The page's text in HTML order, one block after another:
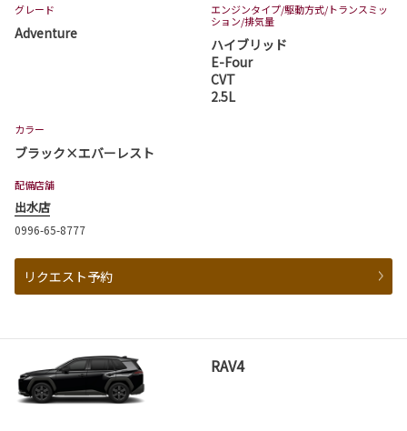
グレード
Adventure
エンジンタイプ/駆動方式/トランスミッ
ション/排気量
ハイブリッド
E-Four
CVT
2.5L
カラー
ブラック×エバーレスト
配備店舗
出水店
0996-65-8777
リクエスト予約
RAV4